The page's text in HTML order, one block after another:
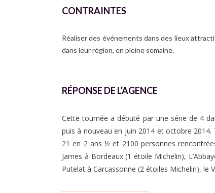
CONTRAINTES
Réaliser des événements dans des lieux
dans leur région, en pleine semaine.
RÉPONSE DE L’AGENCE
Cette tournée a débuté par une série de 4
puis à nouveau en juin 2014 et octobre
21 en 2 ans ½ et 2100 personnes
James à Bordeaux (1 étoile Michelin),
Putelat à Carcassonne (2 étoiles Michelin), le